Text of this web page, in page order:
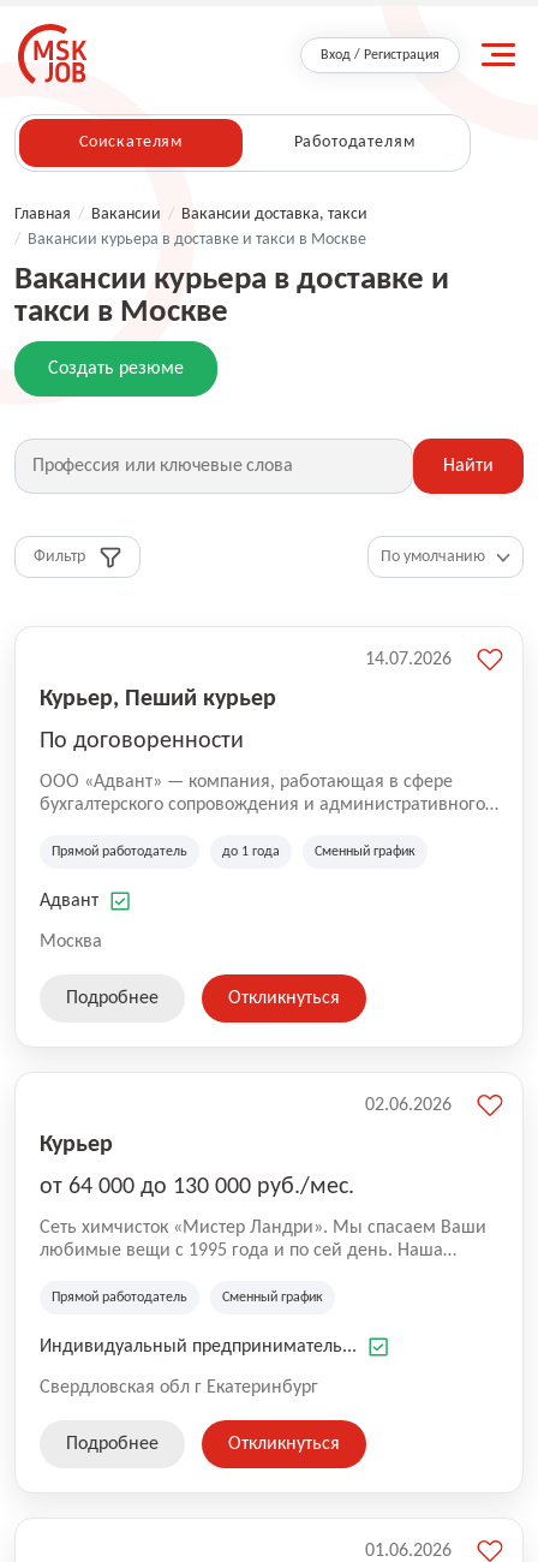
Вход / Регистрация
Соискателям Работодателям
Главная / Вакансии / Вакансии доставка, такси
/ Вакансии курьера в доставке и такси в Москве
Вакансии курьера в доставке и
такси в Москве
Создать резюме
Найти
Фильтр
Курьер, Пеший курьер
По договоренности
ООО «Адвант» — компания, работающая в сфере
бухгалтерского сопровождения и административного
зарегистрирована в Санкт-Петербурге и
лиц и коммерческих организаций.
Прямой работодатель до 1 года Сменный график
Адвант
Москва
14.07.2026
Подробнее Откликнуться
Курьер
от 64 000 до 130 000 руб./мес.
Сеть химчисток «Мистер Ландри». Мы спасаем Ваши
любимые вещи с 1995 года и по сей день. Наша
новую жизнь. Мы заберем, почистим и привезем
клиенту, а качество нашей работы подтверждено
её частью! Крупная и стабильная сеть химчисток
автомобилем для доставки заказов. Это не такси и не
доставка продуктов. Никаких капризных пассажиров,
Прямой работодатель Сменный график
Индивидуальный предприниматель...
Свердловская обл г Екатеринбург
02.06.2026
Подробнее Откликнуться
01.06.2026